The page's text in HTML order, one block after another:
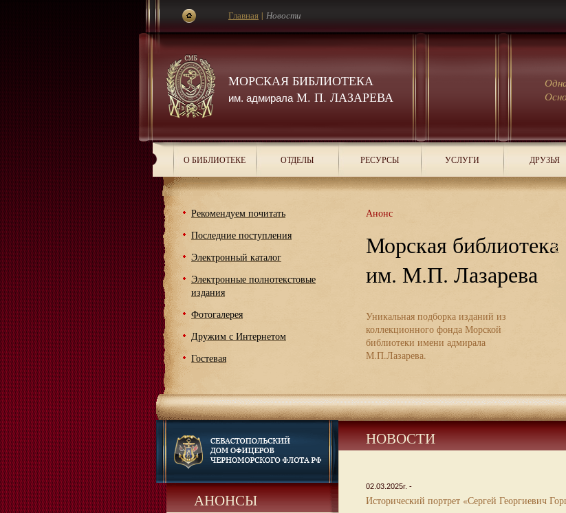
МОРСКАЯ БИБЛИОТЕКА
им. адмиралаМ. П. ЛАЗАРЕВА
Главная | Новости
О БИБЛИОТЕКЕ ОТДЕЛЫ РЕСУРСЫ УСЛУГИ ДРУЗЬЯ
Рекомендуем почитать
Последние поступления
Электронный каталог
Электронные полнотекстовые
издания
Фотогалерея
Дружим с Интернетом
Гостевая
Анонс
Морская библиотека
им. М.П. Лазарева
Уникальная подборка изданий из
коллекционного фонда Морской
библиотеки имени адмирала
М.П.Лазарева.
АНОНСЫ
НОВОСТИ
02.03.2025г. -
Исторический портрет «Сергей Георгиевич